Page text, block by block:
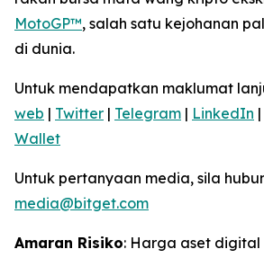
MotoGP™, salah satu kejohanan
di dunia.
Untuk mendapatkan maklumat
web | Twitter | Telegram | LinkedIn |
Wallet
Untuk pertanyaan media, sila
media@bitget.com
Amaran Risiko: Harga aset digital